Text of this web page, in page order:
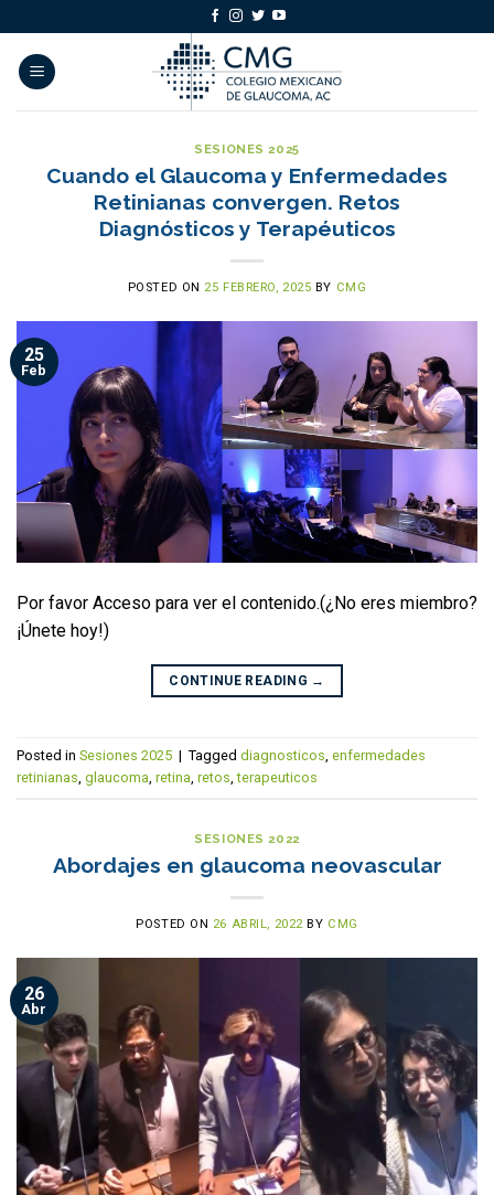
to
content
SESIONES 2025
Cuando el Glaucoma y Enfermedades
Retinianas convergen. Retos
Diagnósticos y Terapéuticos
POSTED ON 25 FEBRERO, 2025 BY CMG
25
Feb
Por favor Acceso para ver el contenido.(¿No eres miembro?
¡Únete hoy!)
CONTINUE READING →
Posted in Sesiones 2025 | Tagged diagnosticos, enfermedades
retinianas, glaucoma, retina, retos,terapeuticos
SESIONES 2022
Abordajes en glaucoma neovascular
POSTED ON 26 ABRIL, 2022 BY CMG
26
Abr